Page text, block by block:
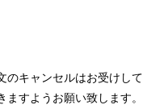
のキャンセルはお受けして
すようお願い致します。